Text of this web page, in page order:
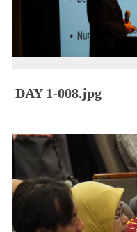
DAY 1-008.jpg